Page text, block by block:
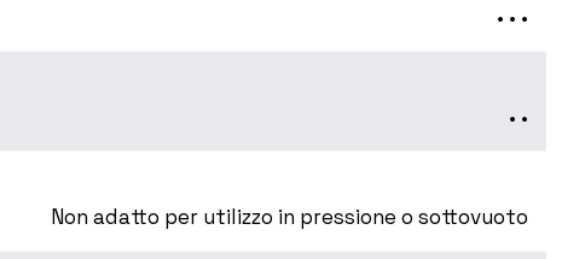
• • •
• •
Non adatto per utilizzo in pressione o sottovuoto